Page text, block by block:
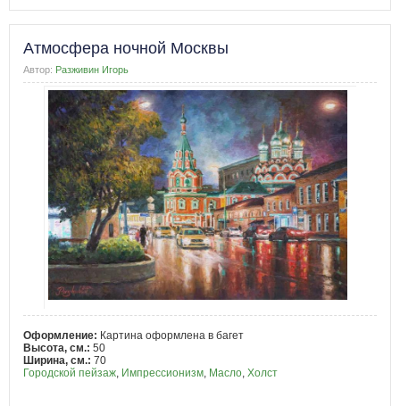
Атмосфера ночной Москвы
Автор: Разживин Игорь
Оформление: Картина оформлена в багет
Высота, см.: 50
Ширина, см.: 70
Городской пейзаж, Импрессионизм, Масло, Холст